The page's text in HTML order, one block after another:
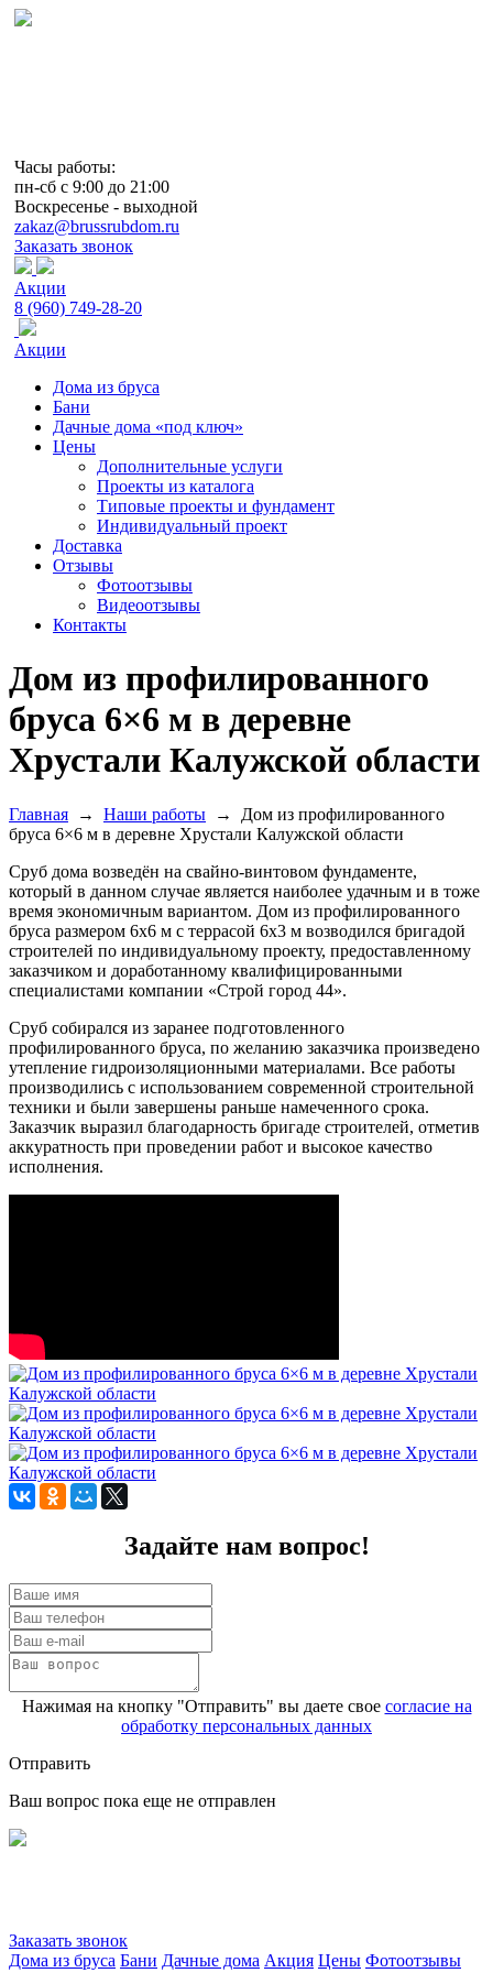
Часы работы:
пн-сб с 9:00 до 21:00
Воскресенье - выходной
zakaz@brussrubdom.ru
Заказать звонок
Акции
8 (960) 749-28-20
Акции
Дома из бруса
Бани
Дачные дома «под ключ»
Цены
Дополнительные услуги
Проекты из каталога
Типовые проекты и фундамент
Индивидуальный проект
Доставка
Отзывы
Фотоотзывы
Видеоотзывы
Контакты
Дом из профилированного
бруса 6×6 м в деревне
Хрустали Калужской области
Главная → Наши работы → Дом из профилированного
бруса 6×6 м в деревне Хрустали Калужской области
Сруб дома возведён на свайно-винтовом фундаменте,
который в данном случае является наиболее удачным и в тоже
время экономичным вариантом. Дом из профилированного
бруса размером 6х6 м с террасой 6х3 м возводился бригадой
строителей по индивидуальному проекту, предоставленному
заказчиком и доработанному квалифицированными
специалистами компании «Строй город 44».
Сруб собирался из заранее подготовленного
профилированного бруса, по желанию заказчика произведено
утепление гидроизоляционными материалами. Все работы
производились с использованием современной строительной
техники и были завершены раньше намеченного срока.
Заказчик выразил благодарность бригаде строителей, отметив
аккуратность при проведении работ и высокое качество
исполнения.
Задайте нам вопрос!
Нажимая на кнопку "Отправить" вы даете свое согласие на
обработку персональных данных
Отправить
Ваш вопрос пока еще не отправлен
Заказать звонок
Дома из бруса Бани Дачные дома Акция Цены Фотоотзывы